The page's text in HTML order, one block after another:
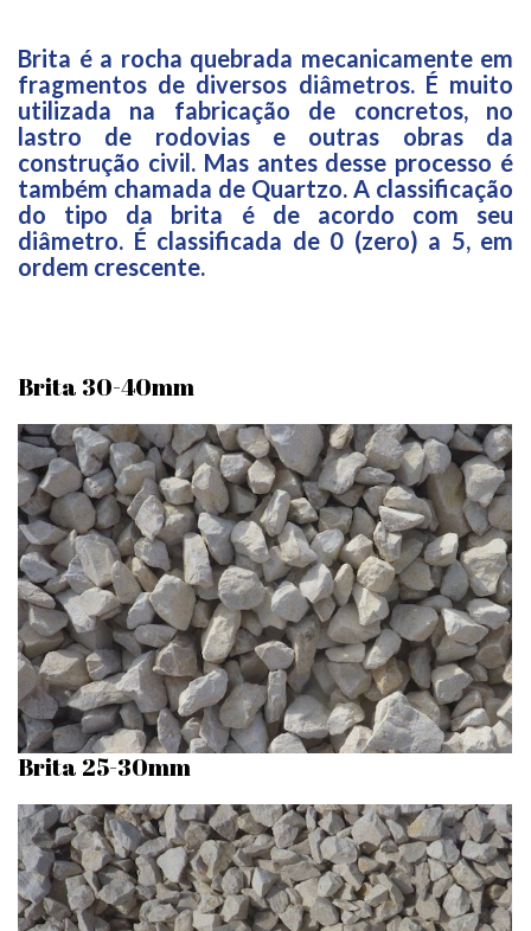
Brita é a rocha quebrada mecanicamente em
fragmentos de diversos diâmetros. É muito
utilizada na fabricação de concretos, no
lastro de rodovias e outras obras da
construção civil. Mas antes desse processo é
também chamada de Quartzo. A classificação
do tipo da brita é de acordo com seu
diâmetro. É classificada de 0 (zero) a 5, em
ordem crescente.
Brita 30-40mm
Brita 25-30mm